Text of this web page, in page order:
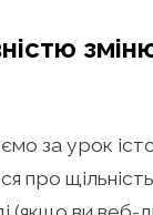
за урок
про щільність